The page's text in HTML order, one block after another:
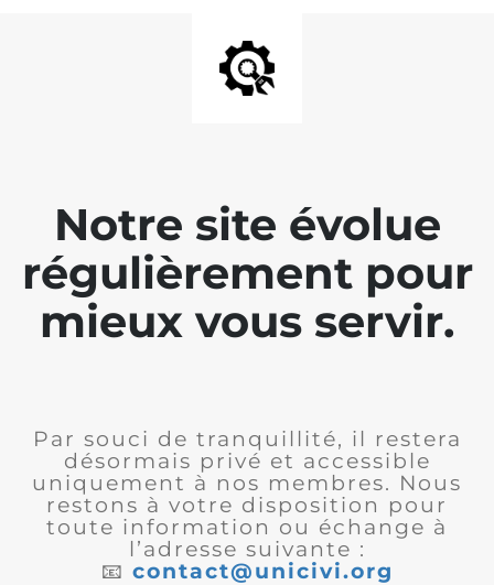
Notre site évolue
régulièrement pour
mieux vous servir.
Par souci de tranquillité, il restera
désormais privé et accessible
uniquement à nos membres. Nous
restons à votre disposition pour
toute information ou échange à
l’adresse suivante :
📧 contact@unicivi.org